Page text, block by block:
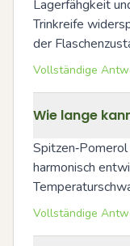
Lagerfähgkeit
Trinkreife
der
Vollständige
Wie lange
harmonisch
Vollständige